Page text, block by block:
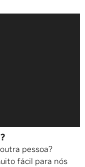
pessoa?
fácil para nós